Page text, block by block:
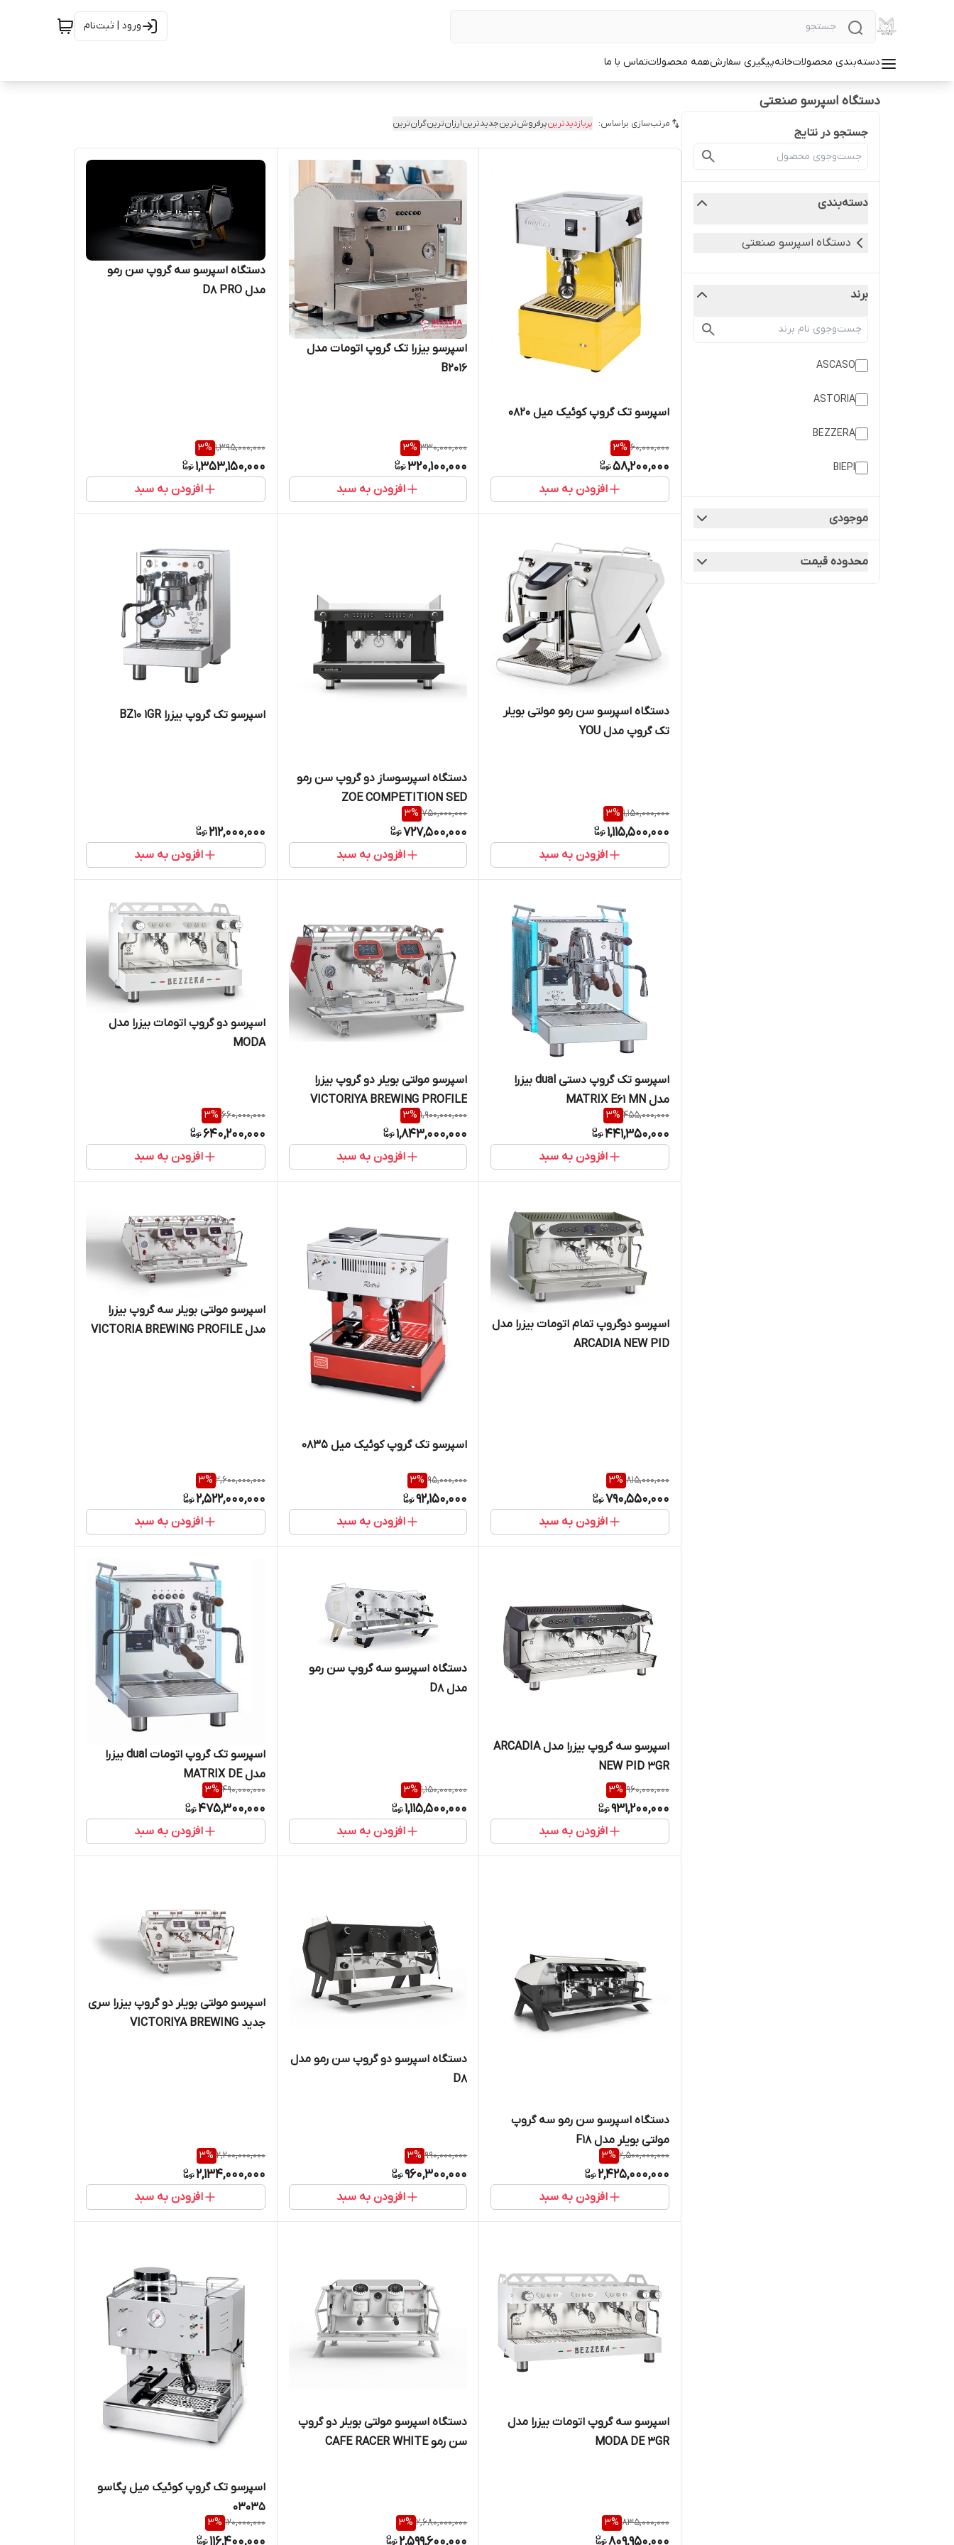
ورود | ثبت‌نام
دسته‌بندی محصولاتخانهپیگیری سفارشهمه محصولاتتماس با ما
دستگاه اسپرسو صنعتی
جستجو در نتایج
دسته‌بندی
دستگاه اسپرسو صنعتی
برند
ASCASO
ASTORIA
BEZZERA
BIEPI
CIME
موجودی
محدوده قیمت
مرتب‌سازی براساس: پربازدیدترینپرفروش‌ترینجدیدترینارزان‌ترینگران‌ترین
اسپرسو تک گروپ کوئیک میل 0820
60,000,000
3%
58,200,000
افزودن به سبد
اسپرسو بیزرا تک گروپ اتومات مدل
B2016
330,000,000
3%
320,100,000
افزودن به سبد
دستگاه اسپرسو سه گروپ سن رمو
مدل D8 PRO
1,395,000,000
3%
1,353,150,000
افزودن به سبد
دستگاه اسپرسو سن رمو مولتی بویلر
تک گروپ مدل YOU
1,150,000,000
3%
1,115,500,000
افزودن به سبد
دستگاه اسپرسوساز دو گروپ سن رمو
ZOE COMPETITION SED
750,000,000
3%
727,500,000
افزودن به سبد
اسپرسو تک گروپ بیزرا BZ10 1GR
212,000,000
افزودن به سبد
اسپرسو تک گروپ دستی dual بیزرا
مدل MATRIX E61 MN
455,000,000
3%
441,350,000
افزودن به سبد
اسپرسو مولتی بویلر دو گروپ بیزرا
VICTORIYA BREWING PROFILE
2GR
1,900,000,000
3%
1,843,000,000
افزودن به سبد
اسپرسو دو گروپ اتومات بیزرا مدل
MODA
660,000,000
3%
640,200,000
افزودن به سبد
اسپرسو دوگروپ تمام اتومات بیزرا مدل
ARCADIA NEW PID
815,000,000
3%
790,550,000
افزودن به سبد
اسپرسو تک گروپ کوئیک میل 0835
95,000,000
3%
92,150,000
افزودن به سبد
اسپرسو مولتی بویلر سه گروپ بیزرا
مدل VICTORIA BREWING PROFILE
2,600,000,000
3%
2,522,000,000
افزودن به سبد
اسپرسو سه گروپ بیزرا مدل ARCADIA
NEW PID 3GR
960,000,000
3%
931,200,000
افزودن به سبد
دستگاه اسپرسو سه گروپ سن رمو
مدل D8
1,150,000,000
3%
1,115,500,000
افزودن به سبد
اسپرسو تک گروپ اتومات dual بیزرا
مدل MATRIX DE
490,000,000
3%
475,300,000
افزودن به سبد
دستگاه اسپرسو سن رمو سه گروپ
مولتی بویلر مدل F18
2,500,000,000
3%
2,425,000,000
افزودن به سبد
دستگاه اسپرسو دو گروپ سن رمو مدل
D8
990,000,000
3%
960,300,000
افزودن به سبد
اسپرسو مولتی بویلر دو گروپ بیزرا سری
جدید VICTORIYA BREWING
2,200,000,000
3%
2,134,000,000
افزودن به سبد
اسپرسو سه گروپ اتومات بیزرا مدل
MODA DE 3GR
835,000,000
3%
809,950,000
دستگاه اسپرسو مولتی بویلر دو گروپ
سن رمو CAFE RACER WHITE
2,680,000,000
3%
2,599,600,000
اسپرسو تک گروپ کوئیک میل پگاسو
۰۳۰۳۵
120,000,000
3%
116,400,000